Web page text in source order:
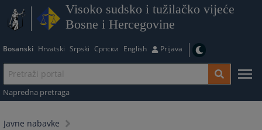
Visoko sudsko i tužilačko vijeće
Bosne i Hercegovine
Bosanski Hrvatski Srpski Српски English Prijava
Napredna pretraga
Javne nabavke